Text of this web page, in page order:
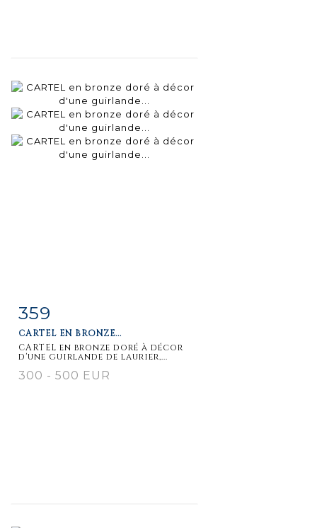
Fiche
détaillée
359
CARTEL EN BRONZE...
CARTEL en bronze doré à décor
d'une guirlande de laurier,...
300 - 500 EUR